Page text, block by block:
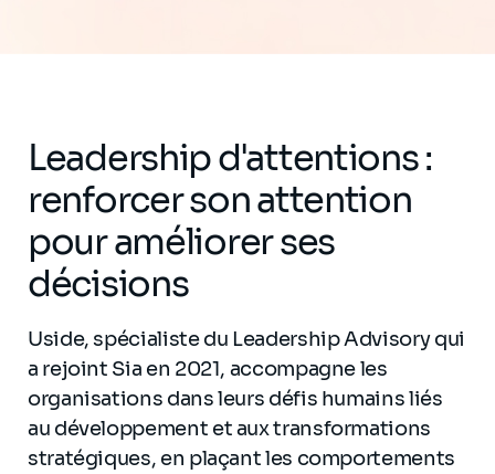
Leadership d'attentions :
renforcer son attention
pour améliorer ses
décisions
Uside, spécialiste du Leadership Advisory qui
a rejoint Sia en 2021, accompagne les
organisations dans leurs défis humains liés
au développement et aux transformations
stratégiques, en plaçant les comportements